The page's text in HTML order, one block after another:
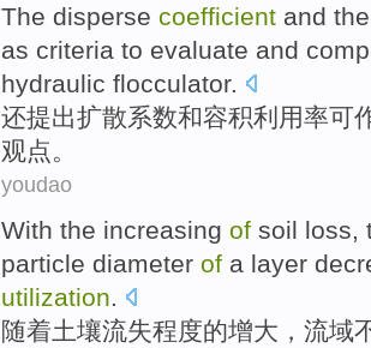
The disperse coefficient and
as criteria to evaluate and
hydraulic flocculator.
还提出扩散系数和容积利用率可
观点。
youdao
With the increasing of soil loss
particle diameter of a layer
utilization
随着土壤流失程度的增大 ，流域